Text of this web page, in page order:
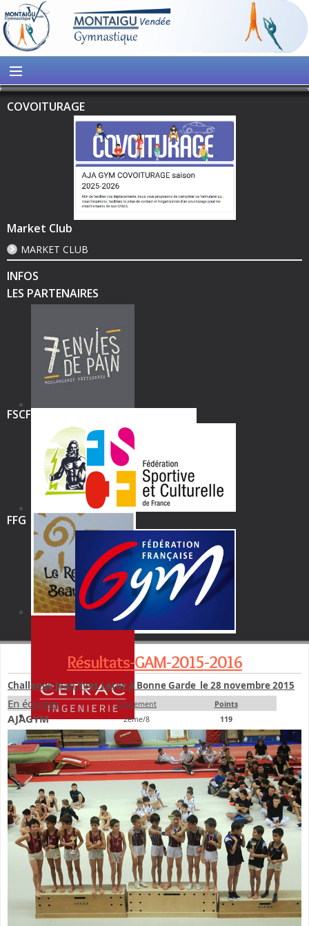
COVOITURAGE
Market Club
MARKET CLUB
INFOS
LES PARTENAIRES
FSCF
FFG
Résultats-GAM-2015-2016
Challenge Jean Yves Leroy à Bonne Garde le 28 novembre 2015
En équipes Classement Points
AJAGYM 2ème/8 119